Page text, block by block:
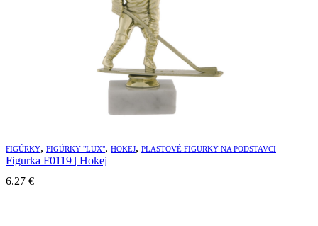
FIGÚRKY, FIGÚRKY "LUX", HOKEJ, PLASTOVÉ FIGURKY NA PODSTAVCI
Figurka F0119 | Hokej
6.27 €